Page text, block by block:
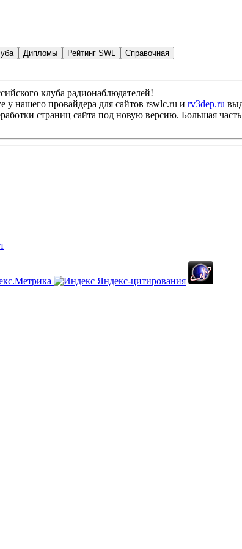
Дипломы Рейтинг SWL Справочная
клуба радионаблюдателей!
у нашего провайдера для сайтов rswlc.ru и rv3dep.ru
страниц сайта под новую версию. Большая